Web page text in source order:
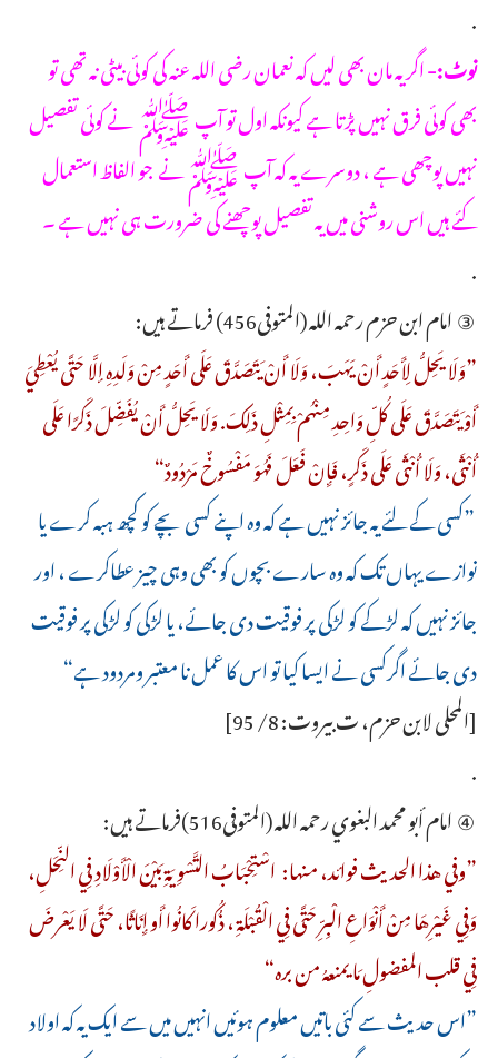
.
نوٹ:-اگر یہ مان بھی لیں کہ نعمان رضی اللہ عنہ کی کوئی بیٹی نہ تھی تو
بھی کوئی فرق نہیں پڑتا ہے کیونکہ اول تو آپ ﷺ نے کوئی تفصیل
نہیں پوچھی ہے ، دوسرے یہ کہ آپ ﷺ نے جو الفاظ استعمال
کئے ہیں اس روشنی میں یہ تفصیل پوچھنے کی ضرورت ہی نہیں ہے ۔
.
③ امام ابن حزم رحمه الله (المتوفى456) فرماتے ہیں:
”‌وَلَا ‌يَحِلُّ ‌لِأَحَدٍ ‌أَنْ ‌يَهَبَ، وَلَا أَنْ يَتَصَدَّقَ عَلَى أَحَدٍ مِنْ وَلَدِهِ إلَّا حَتَّى يُعْطِيَ
أَوْ يَتَصَدَّقَ عَلَى كُلِّ وَاحِدِ مِنْهُمْ بِمِثْلِ ذَلِكَ. وَلَا يَحِلُّ أَنْ يُفَضِّلَ ذَكَرًا عَلَى
أُنْثَى، وَلَا أُنْثَى عَلَى ذَكَرٍ، فَإِنْ فَعَلَ فَهُوَ مَفْسُوخٌ مَرْدُودٌ“
”کسی کے لئے یہ جائز نہیں ہے کہ وہ اپنے کسی بچے کو کچھ ہبہ کرے یا
نوازے یہاں تک کہ وہ سارے بچوں کو بھی وہی چیز عطاکرے ، اور
جائز نہیں کہ لڑکے کو لڑکی پر فوقیت دی جائے، یا لڑکی کو لڑکی پر فوقیت
دی جائے اگرکسی نے ایسا کیا تو اس کا عمل نا معتبر ومردود ہے“
[المحلى لابن حزم، ت بيروت: 8/ 95]
.
④ امام أبو محمد البغوي رحمه الله (المتوفى516)فرماتے ہیں:
”وفي هذا الحديث فوائد، منها: ‌اسْتِحْبَابُ ‌التَّسْوِيَةِ ‌بَيْنَ ‌الْأَوْلَادِ ‌فِي ‌النِّحَلِ،
وَفِي غَيْرِهَا مِنْ أَنْوَاعِ الْبِرِّ حَتَّى فِي الْقُبْلَةِ ، ذُكُورا كَانُوا أَو إِنَاثًا، حَتَّى لَا يَعْرضَ
فِي قلب المفضولِ مَا يمنعهُ من بره“
”اس حدیث سے کئی باتیں معلوم ہوئیں انہیں میں سے ایک یہ کہ اولاد